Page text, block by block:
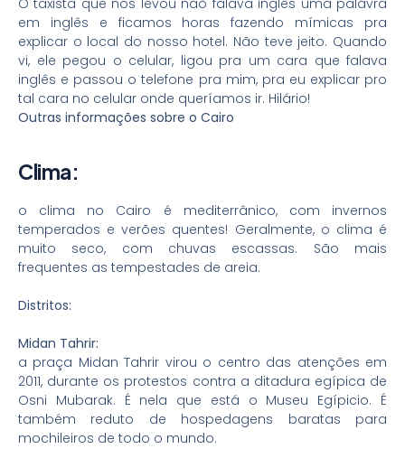
O taxista que nos levou não falava inglês uma palavra
em inglês e ficamos horas fazendo mímicas pra
explicar o local do nosso hotel. Não teve jeito. Quando
vi, ele pegou o celular, ligou pra um cara que falava
inglês e passou o telefone pra mim, pra eu explicar pro
tal cara no celular onde queríamos ir. Hilário!
Outras informações sobre o Cairo
Clima:
o clima no Cairo é mediterrânico, com invernos
temperados e verões quentes! Geralmente, o clima é
muito seco, com chuvas escassas. São mais
frequentes as tempestades de areia.
Distritos:
Midan Tahrir:
a praça Midan Tahrir virou o centro das atenções em
2011, durante os protestos contra a ditadura egípica de
Osni Mubarak. É nela que está o Museu Egípicio. É
também reduto de hospedagens baratas para
mochileiros de todo o mundo.